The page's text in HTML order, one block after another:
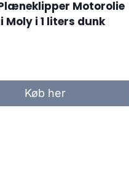
Motorolie
Moly i 1 liters dunk
Køb her